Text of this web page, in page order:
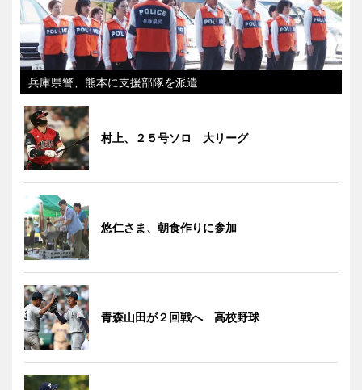
兵庫県警、熊本に支援部隊を派遣
村上、２５号ソロ 大リーグ
悠仁さま、朝食作りに参加
青森山田が２回戦へ 高校野球